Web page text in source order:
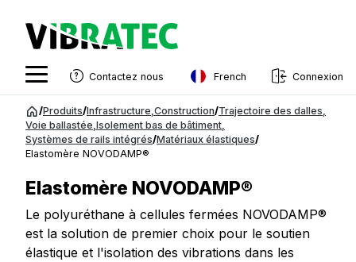
contenu
Contactez nous French
English
Swedish
French
Estonian
Finnish
Connexion
/Produits/Infrastructure Construction/Trajectoire des dalles
Voie ballastée Isolement bas de bâtiment
Systèmes de rails intégrés/Matériaux élastiques/
Elastomère NOVODAMP®
Elastomère NOVODAMP®
Le polyuréthane à cellules fermées NOVODAMP®
est la solution de premier choix pour le soutien
élastique et l'isolation des vibrations dans les